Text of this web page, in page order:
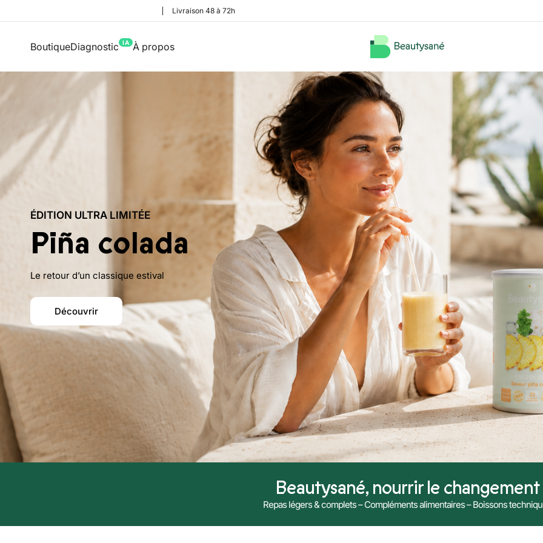
Livraison 48 à 72h
BoutiqueDiagnostic IA À propos
ÉDITION ULTRA LIMITÉE
Piña colada
Le retour d’un classique estival
Découvrir
Beautysané, nourrir le changement
Repas légers & complets – Compléments alimentaires – Boissons